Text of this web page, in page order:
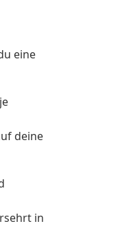
eine
deine
in